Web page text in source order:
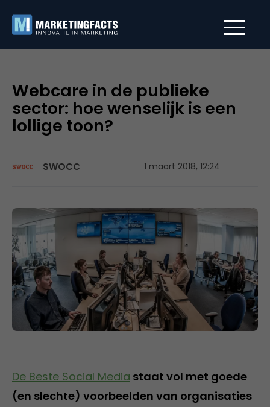
Webcare in de publieke
sector: hoe wenselijk is een
lollige toon?
SWOCC 1 maart 2018, 12:24
De Beste Social Media staat vol met goede
(en slechte) voorbeelden van organisaties